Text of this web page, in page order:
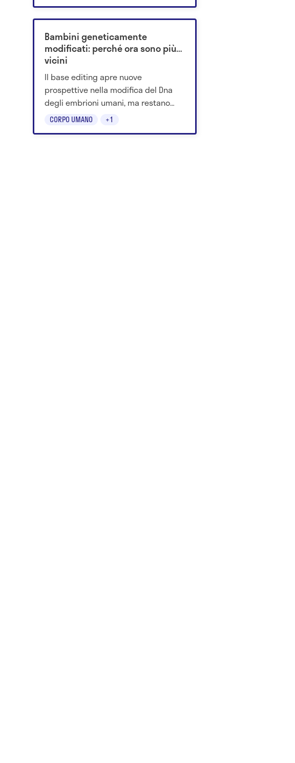
CORPO UMANO +1
Bambini geneticamente
modificati: perché ora sono più
vicini
Il base editing apre nuove
prospettive nella modifica del Dna
degli embrioni umani, ma restano
dubbi su sicurezza, mosaicismo e